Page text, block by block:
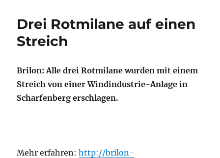
Drei Rotmilane auf einen
Streich
Brilon: Alle drei Rotmilane wurden mit einem
Streich von einer Windindustrie-Anlage in
Scharfenberg erschlagen.
Mehr erfahren:http://brilon-